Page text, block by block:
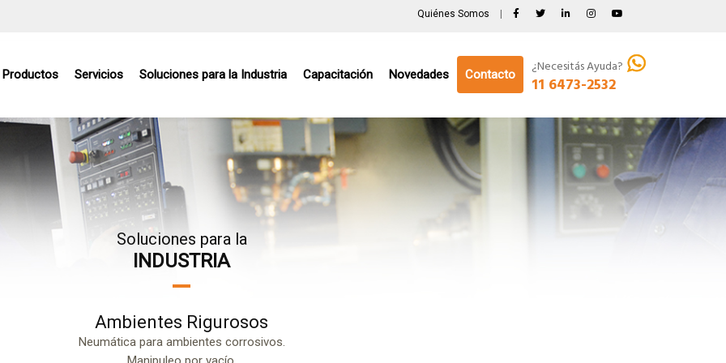
Quiénes Somos
Productos Servicios Soluciones para la Industria Capacitación Novedades Contacto ¿Necesitás Ayuda?
11 6473-2532
Soluciones para la
INDUSTRIA
Ambientes Rigurosos
Neumática para ambientes corrosivos.